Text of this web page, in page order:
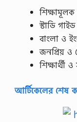
স্টাডি
বাংলা ও
জনপ্রিয় ও
শিক্ষার্থী
আর্টিকেলের শেষ